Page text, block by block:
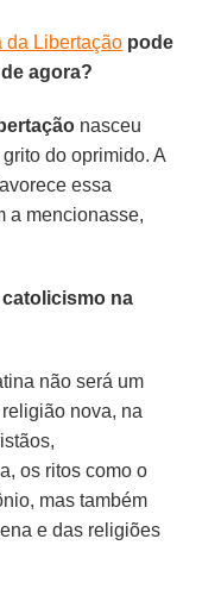
da Libertação pode
agora?
nasceu
do oprimido. A
essa
a mencionasse,
na
não será um
nova, na
os ritos como o
mas também
e das religiões